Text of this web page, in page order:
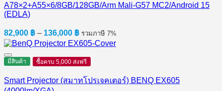
A78×2+A55×6/8GB/128GB/Arm Mali-G57 MC2/Android 15
(EDLA)
82,900 ฿ – 136,000 ฿Price
range:
through
รวมภาษี 7%
มีสินค้า ซื้อครบ 5,000 ส่งฟรี
Smart Projector (สมาทโปรเจคเตอร์) BENQ EX605